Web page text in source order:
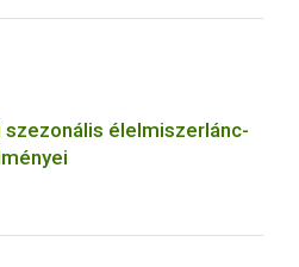
élelmiszerlánc-